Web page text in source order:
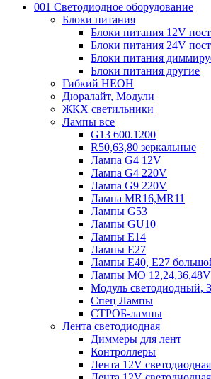
001 Светодиодное оборудование
Блоки питания
Блоки питания 12V
Блоки питания 24V
Блоки питания
Блоки питания другие
Гибкий НЕОН
Дюралайт, Модули
ЖКХ светильники
Лампы все
G13 600.1200
R50,63,80 зеркальные
Лампа G4 12V
Лампа G4 220V
Лампа G9 220V
Лампа MR16,MR11
Лампы G53
Лампы GU10
Лампы Е14
Лампы Е27
Лампы Е40, Е27
Лампы МО 12,24,36,48V
Модуль светодиодный,
Спец Лампы
СТРОБ-лампы
Лента светодиодная
Диммеры для лент
Контроллеры
Лента 12V светодиодная